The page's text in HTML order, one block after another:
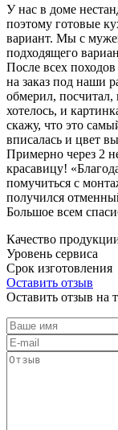
У нас в доме
поэтому готовые
вариант. Мы с
подходящего
После всех
на заказ под наши
обмерил,
хотелось, и
скажу, что это
вписалась и цвет
Примерно через 2
красавицу!
помучиться с
получился
Большое всем
Качество
Уровень сервиса
Срок изготовления
Оставить отзыв
Оставить отзыв на